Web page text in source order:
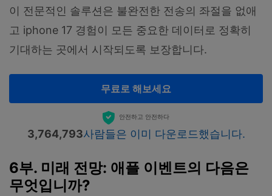
이 전문적인 솔루션은 불완전한 전송의 좌절을 없애
고 iphone 17 경험이 모든 중요한 데이터로 정확히
기대하는 곳에서 시작되도록 보장합니다.
무료로 해보세요
안전하고 안전하다
3,764,793사람들은 이미 다운로드했습니다.
6부. 미래 전망: 애플 이벤트의 다음은
무엇입니까?